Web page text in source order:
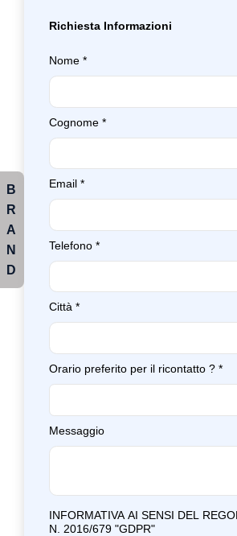
Richiesta Informazioni
Nome *
Cognome *
Email *
Telefono *
Città *
Orario preferito per il ricontatto ? *
Messaggio
INFORMATIVA AI SENSI DEL
N. 2016/679 "GDPR"
B
R
A
N
D